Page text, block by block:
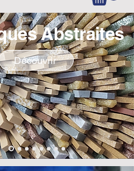
Abstraites
Découvrir